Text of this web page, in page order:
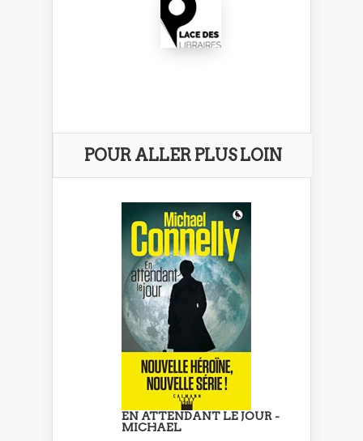
POUR ALLER PLUS LOIN
EN ATTENDANT LE JOUR -
MICHAEL